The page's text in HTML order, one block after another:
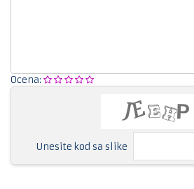
Ocena:
Unesite kod sa slike